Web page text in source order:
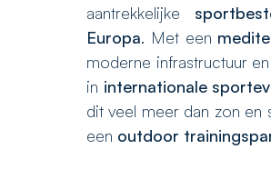
aantrekkelijke
Europa. Met een
moderne infrastructuur
in internationale
dit veel meer dan zon
een outdoor